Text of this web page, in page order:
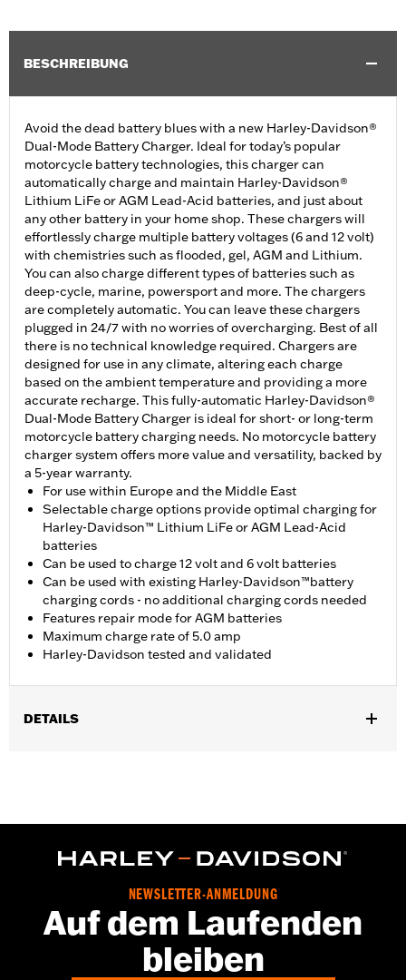
BESCHREIBUNG
Avoid the dead battery blues with a new Harley-Davidson®
Dual-Mode Battery Charger. Ideal for today’s popular
motorcycle battery technologies, this charger can
automatically charge and maintain Harley-Davidson®
Lithium LiFe or AGM Lead-Acid batteries, and just about
any other battery in your home shop. These chargers will
effortlessly charge multiple battery voltages (6 and 12 volt)
with chemistries such as flooded, gel, AGM and Lithium.
You can also charge different types of batteries such as
deep-cycle, marine, powersport and more. The chargers
are completely automatic. You can leave these chargers
plugged in 24/7 with no worries of overcharging. Best of all
there is no technical knowledge required. Chargers are
designed for use in any climate, altering each charge
based on the ambient temperature and providing a more
accurate recharge. This fully-automatic Harley-Davidson®
Dual-Mode Battery Charger is ideal for short- or long-term
motorcycle battery charging needs. No motorcycle battery
charger system offers more value and versatility, backed by
a 5-year warranty.
For use within Europe and the Middle East
Selectable charge options provide optimal charging for
Harley-Davidson™ Lithium LiFe or AGM Lead-Acid
batteries
Can be used to charge 12 volt and 6 volt batteries
Can be used with existing Harley-Davidson™battery
charging cords - no additional charging cords needed
Features repair mode for AGM batteries
Maximum charge rate of 5.0 amp
Harley-Davidson tested and validated
DETAILS
Maximale Laderate:5.0
NEWSLETTER-ANMELDUNG
Auf dem Laufenden
bleiben